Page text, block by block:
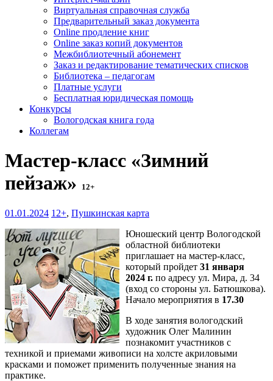
Виртуальная справочная служба
Предварительный заказ документа
Online продление книг
Online заказ копий документов
Межбиблиотечный абонемент
Заказ и редактирование тематических списков
Библиотека – педагогам
Платные услуги
Бесплатная юридическая помощь
Конкурсы
Вологодская книга года
Коллегам
Мастер-класс «Зимний
пейзаж»
12+
01.01.2024 12+, Пушкинская карта
Юношеский центр Вологодской
областной библиотеки
приглашает на мастер-класс,
который пройдет 31 января
2024 г. по адресу ул. Мира, д. 34
(вход со стороны ул. Батюшкова).
Начало мероприятия в 17.30
В ходе занятия вологодский
художник Олег Малинин
познакомит участников с
техникой и приемами живописи на холсте акриловыми
красками и поможет применить полученные знания на
практике.